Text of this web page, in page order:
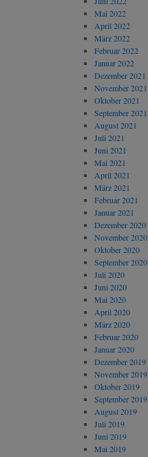
Mai 2022
April 2022
März 2022
Februar 2022
Januar 2022
Dezember 2021
November 2021
Oktober 2021
September 2021
August 2021
Juli 2021
Juni 2021
Mai 2021
April 2021
März 2021
Februar 2021
Januar 2021
Dezember 2020
November 2020
Oktober 2020
September 2020
Juli 2020
Juni 2020
Mai 2020
April 2020
März 2020
Februar 2020
Januar 2020
Dezember 2019
November 2019
Oktober 2019
September 2019
August 2019
Juli 2019
Juni 2019
Mai 2019